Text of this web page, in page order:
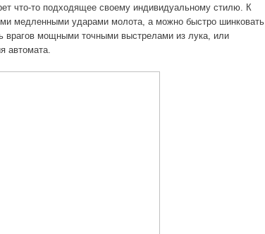
что-то подходящее своему индивидуальному стилю. К
медленными ударами молота, а можно быстро шинковать
врагов мощными точными выстрелами из лука, или
автомата.